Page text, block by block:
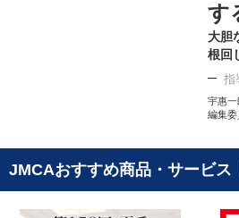
す
大胆
根回
指
宇惠
編集委
JMCAおすすめ商品・サービス